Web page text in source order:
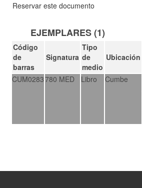
Reservar este documento
EJEMPLARES (1)
Código
de
barras
Signatura
Tipo
de
medio
Ubicación
CUM0283780 MED Libro Cumbe